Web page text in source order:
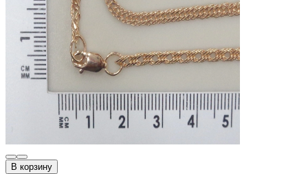
В корзину